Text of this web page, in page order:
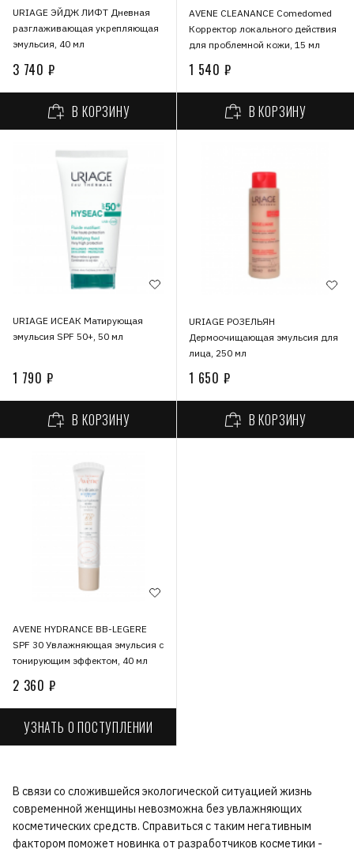
URIAGE ЭЙДЖ ЛИФТ Дневная
разглаживающая укрепляющая
эмульсия, 40 мл
3 740 ₽
В КОРЗИНУ
AVENE CLEANANCE Comedomed
Корректор локального действия
для проблемной кожи, 15 мл
1 540 ₽
В КОРЗИНУ
URIAGE ИСЕАК Матирующая
эмульсия SPF 50+, 50 мл
1 790 ₽
В КОРЗИНУ
URIAGE РОЗЕЛЬЯН
Дермоочищающая эмульсия для
лица, 250 мл
1 650 ₽
В КОРЗИНУ
AVENE HYDRANCE BB-LEGERE
SPF 30 Увлажняющая эмульсия с
тонирующим эффектом, 40 мл
2 360 ₽
УЗНАТЬ О ПОСТУПЛЕНИИ
В связи со сложившейся экологической ситуацией жизнь
современной женщины невозможна без увлажняющих
косметических средств. Справиться с таким негативным
фактором поможет новинка от разработчиков косметики -